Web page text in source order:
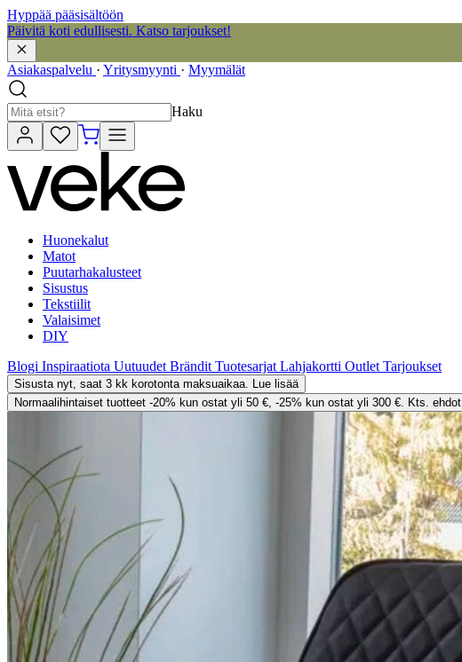
Hyppää pääsisältöön
Päivitä koti edullisesti. Katso tarjoukset!
Asiakaspalvelu · Yritysmyynti · Myymälät
Haku
Huonekalut
Matot
Puutarhakalusteet
Sisustus
Tekstiilit
Valaisimet
DIY
Blogi Inspiraatiota Uutuudet Brändit Tuotesarjat Lahjakortti Outlet Tarjoukset
Sisusta nyt, saat 3 kk korotonta maksuaikaa. Lue lisää
Normaalihintaiset tuotteet -20% kun ostat yli 50 €, -25% kun ostat yli 300 €. Kts. ehdot